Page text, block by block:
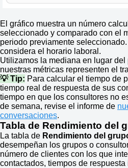
El gráfico muestra un número
seleccionado y comparado con el
periodo previamente
considera el horario laboral.
Utilizamos la mediana en lugar
nuestras métricas representen el
💡 Tip: Para calcular el tiempo de
tiempo real de respuesta de sus
tiempo en que los consultores no
de semana, revise el informe de
conversaciones.
Tabla de Rendimiento del
La tabla de Rendimiento del
desempeñan los grupos o
número de clientes con los que
contactados, tiempos de